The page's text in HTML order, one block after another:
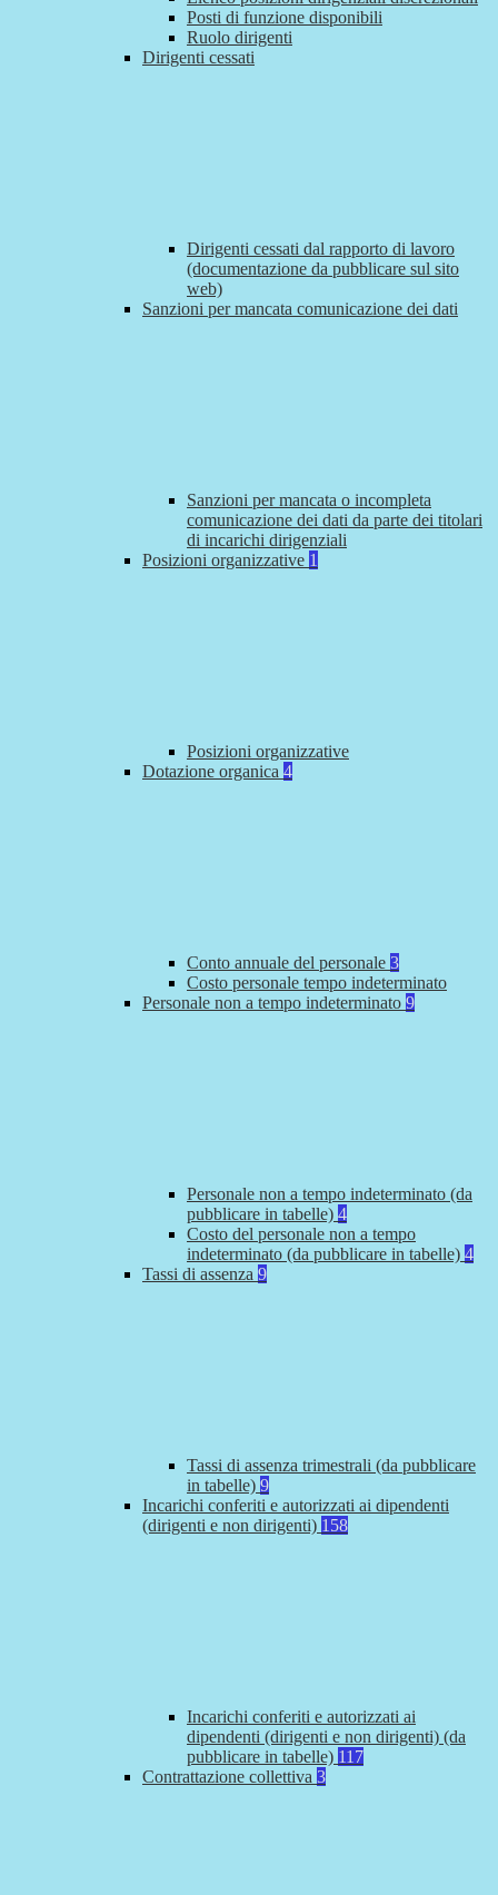
Posti di funzione disponibili
Ruolo dirigenti
Dirigenti cessati
Dirigenti cessati dal rapporto di lavoro
(documentazione da pubblicare sul sito
web)
Sanzioni per mancata comunicazione dei dati
Sanzioni per mancata o incompleta
comunicazione dei dati da parte dei titolari
di incarichi dirigenziali
Posizioni organizzative 1
Posizioni organizzative
Dotazione organica 4
Conto annuale del personale 3
Costo personale tempo indeterminato
Personale non a tempo indeterminato 9
Personale non a tempo indeterminato (da
pubblicare in tabelle) 4
Costo del personale non a tempo
indeterminato (da pubblicare in tabelle) 4
Tassi di assenza 9
Tassi di assenza trimestrali (da pubblicare
in tabelle) 9
Incarichi conferiti e autorizzati ai dipendenti
(dirigenti e non dirigenti) 158
Incarichi conferiti e autorizzati ai
dipendenti (dirigenti e non dirigenti) (da
pubblicare in tabelle) 117
Contrattazione collettiva 3